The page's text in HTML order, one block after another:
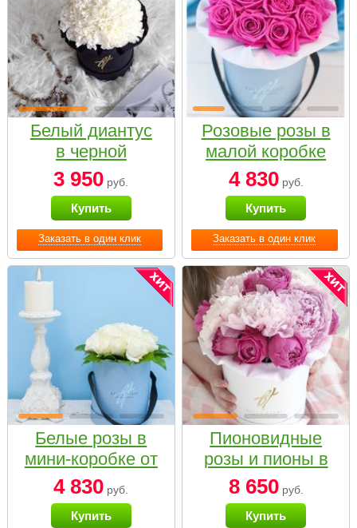
Заказать в один клик
Белый диантус
в черной
коробке Small
3 950 руб.
Купить
Заказать в один клик
Розовые розы в
малой коробке
4 830руб.
Купить
Белые розы в
мини-коробке от
Bella Fiori
4 830 руб.
Купить
Пионовидные
розы и пионы в
белой коробке
Small
8 650руб.
Купить